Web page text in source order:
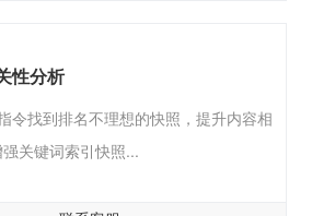
性分析
令找到排名不理想的快照，提升内容相
关键词索引快照...